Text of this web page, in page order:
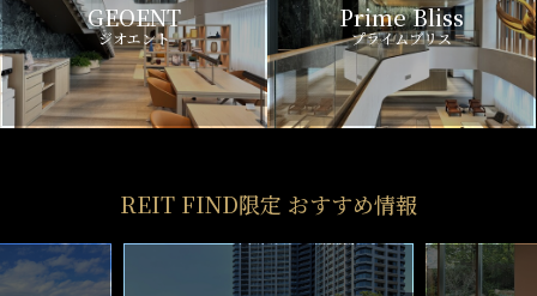
GEOENT
ジオエント
Prime Bliss
プライムブリス
REIT FIND限定 おすすめ情報